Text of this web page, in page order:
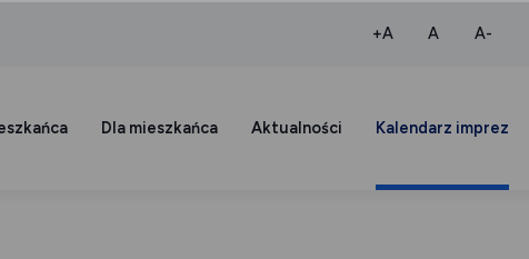
+Awiększa czcionka
Anormalna
A-
Dla mieszkańca Aktualności Kalendarz imprez